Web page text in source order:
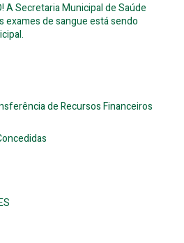
A Secretaria Municipal de Saúde
exames de sangue está sendo
de Recursos Financeiros